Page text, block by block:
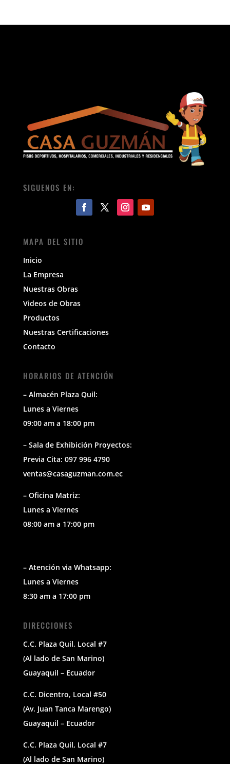
SIGUENOS EN:
MAPA DEL SITIO
Inicio
La Empresa
Nuestras Obras
Videos de Obras
Productos
Nuestras Certificaciones
Contacto
HORARIOS DE ATENCIÓN
– Almacén Plaza Quil:
Lunes a Viernes
09:00 am a 18:00 pm
– Sala de Exhibición Proyectos:
Previa Cita: 097 996 4790
ventas@casaguzman.com.ec
– Oficina Matriz:
Lunes a Viernes
08:00 am a 17:00 pm
– Atención via Whatsapp:
Lunes a Viernes
8:30 am a 17:00 pm
DIRECCIONES
C.C. Plaza Quil, Local #7
(Al lado de San Marino)
Guayaquil – Ecuador
C.C. Dicentro, Local #50
(Av. Juan Tanca Marengo)
Guayaquil – Ecuador
C.C. Plaza Quil, Local #7
(Al lado de San Marino)